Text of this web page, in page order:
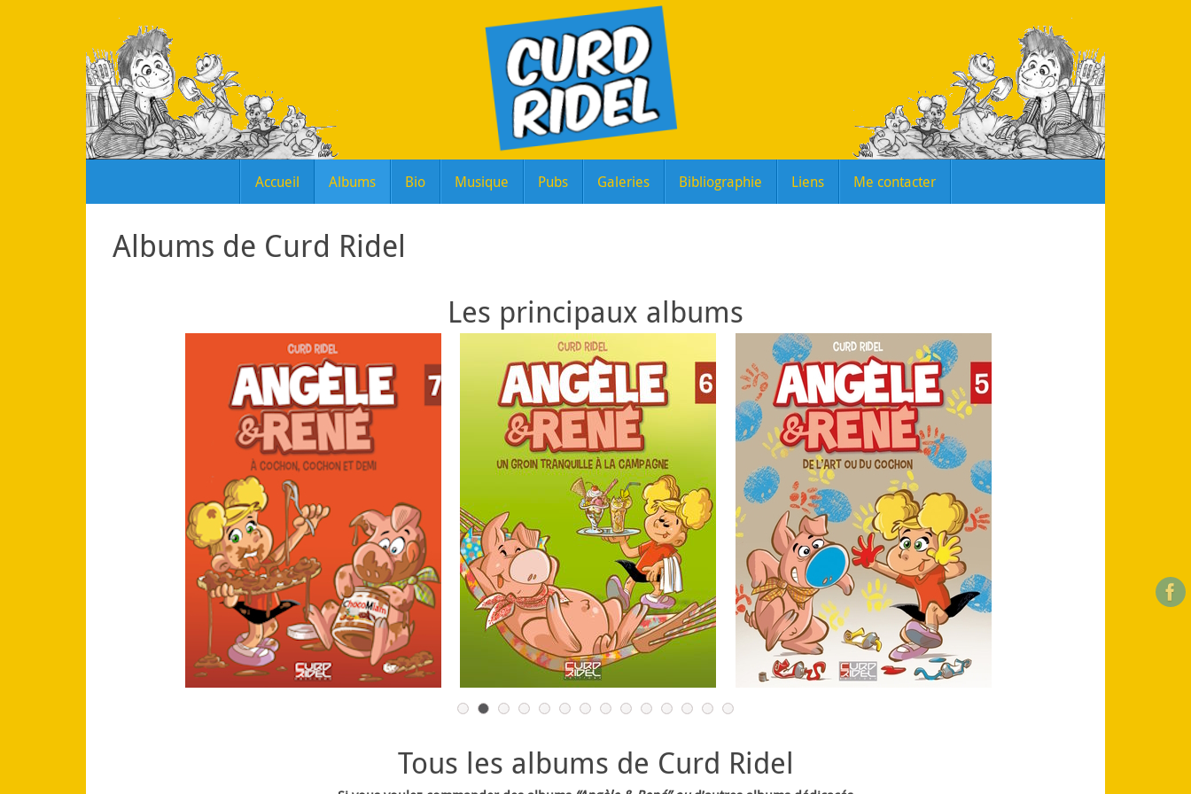
contenu
Accueil Albums Bio Musique Pubs Galeries Bibliographie Liens Me contacter
Albums de Curd Ridel
Les principaux albums
Tous les albums de Curd Ridel